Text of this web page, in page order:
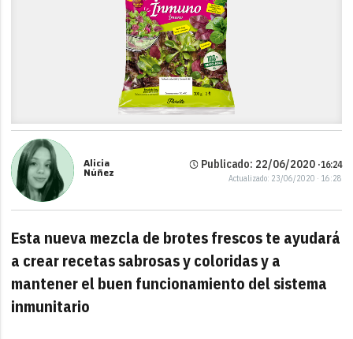
Alicia
Núñez
Publicado: 22/06/2020 ·16:24
Actualizado: 23/06/2020 · 16:28
Esta nueva mezcla de brotes frescos te ayudará
a crear recetas sabrosas y coloridas y a
mantener el buen funcionamiento del sistema
inmunitario